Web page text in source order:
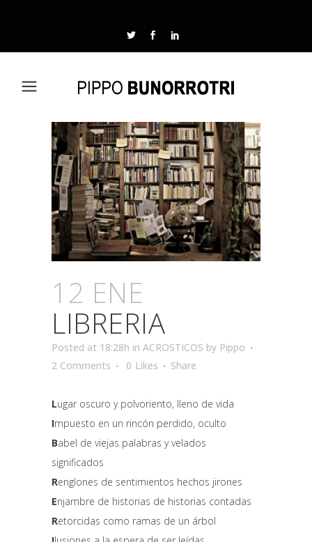
12 ENE
LIBRERIA
Posted at 18:28h in ACROSTICOS by Pippo
2 Comments
0 Likes Share
Lugar oscuro y polvoriento, lleno de vida
Impuesto en un rincón perdido, oculto
Babel de viejas palabras y velados
significados
Renglones de sentimientos hechos jirones
Enjambre de historias de historias contadas
Retorcidas como ramas de un árbol